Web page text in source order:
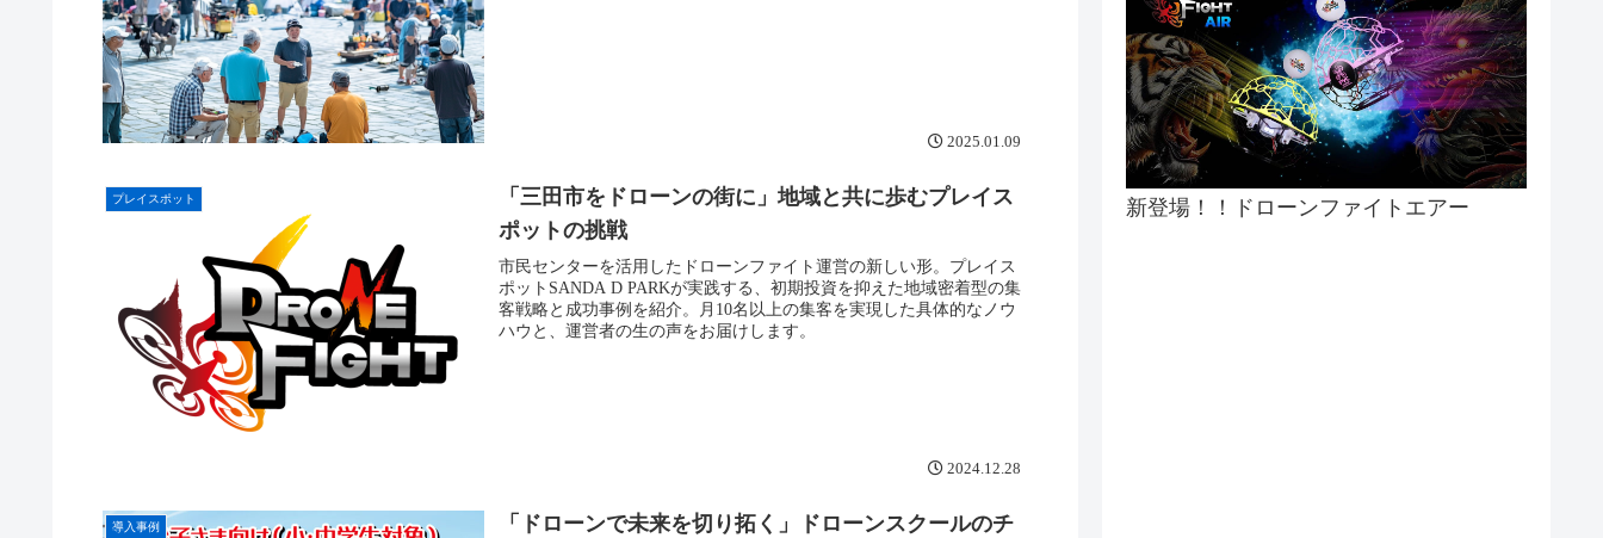
2025.01.09
プレイスポット
「三田市をドローンの街に」地域と共に歩むプレイス
ポットの挑戦
市民センターを活用したドローンファイト運営の新しい形。プレイス
ポットSANDA D PARKが実践する、初期投資を抑えた地域密着型の集
客戦略と成功事例を紹介。月10名以上の集客を実現した具体的なノウ
ハウと、運営者の生の声をお届けします。
2024.12.28
導入事例
「ドローンで未来を切り拓く」ドローンスクールのチ
新登場！！ドローンファイトエアー